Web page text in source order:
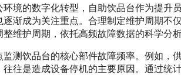
环境的数字化转型，自助饮品台作为提升
逐渐成为关注重点。合理制定维护周期不
维护周期，依托高频故障数据的科学分
监测饮品台的核心部件故障频率。例如，
往往是造成设备停机的主要原因。通过统